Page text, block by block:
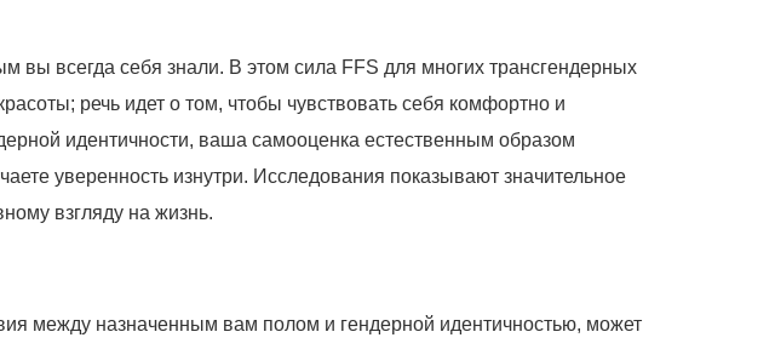
вы всегда себя знали. В этом сила FFS для многих трансгендерных
речь идет о том, чтобы чувствовать себя комфортно и
идентичности, ваша самооценка естественным образом
уверенность изнутри. Исследования показывают значительное
взгляду на жизнь.
между назначенным вам полом и гендерной идентичностью, может